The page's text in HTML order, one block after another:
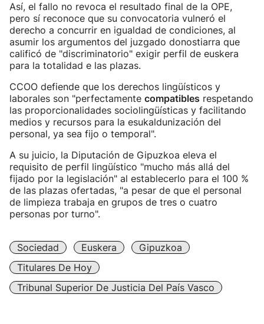
Así, el fallo no revoca el resultado final de la OPE,
pero sí reconoce que su convocatoria vulneró el
derecho a concurrir en igualdad de condiciones, al
asumir los argumentos del juzgado donostiarra que
calificó de "discriminatorio" exigir perfil de euskera
para la totalidad e las plazas.
CCOO defiende que los derechos lingüísticos y
laborales son "perfectamente compatibles respetando
las proporcionalidades sociolingüísticas y facilitando
medios y recursos para la esukaldunización del
personal, ya sea fijo o temporal".
A su juicio, la Diputación de Gipuzkoa eleva el
requisito de perfil lingüístico "mucho más allá del
fijado por la legislación" al establecerlo para el 100 %
de las plazas ofertadas, "a pesar de que el personal
de limpieza trabaja en grupos de tres o cuatro
personas por turno".
Sociedad Euskera
Gipuzkoa
Titulares De Hoy
Tribunal Superior De Justicia Del País Vasco